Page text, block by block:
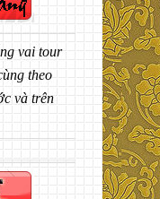
vai tour
theo
và trên